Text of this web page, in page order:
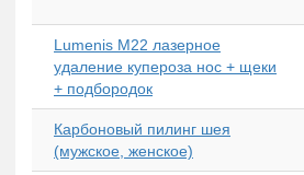
Lumenis M22 лазерное
удаление купероза нос + щеки
+ подбородок
Карбоновый пилинг шея
(мужское, женское)